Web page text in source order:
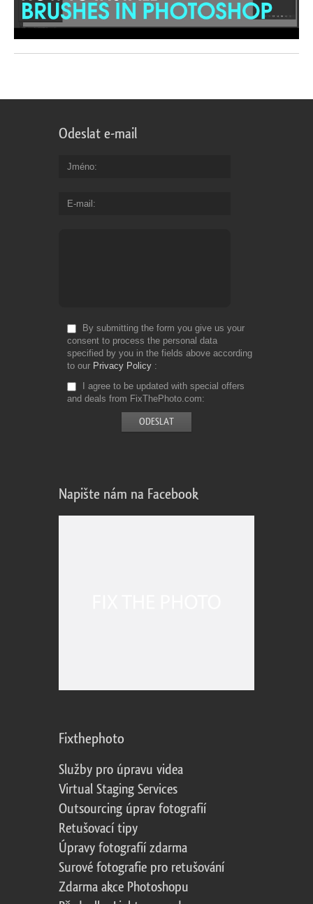
Odeslat e-mail
Jméno
E-mail
By submitting the form you give us your
consent to process the personal data
specified by you in the fields above according
to our Privacy Policy
I agree to be updated with special offers
and deals from FixThePhoto.com
Napište nám na Facebook
Fixthephoto
Služby pro úpravu videa
Virtual Staging Services
Outsourcing úprav fotografií
Retušovací tipy
Úpravy fotografií zdarma
Surové fotografie pro retušování
Zdarma akce Photoshopu